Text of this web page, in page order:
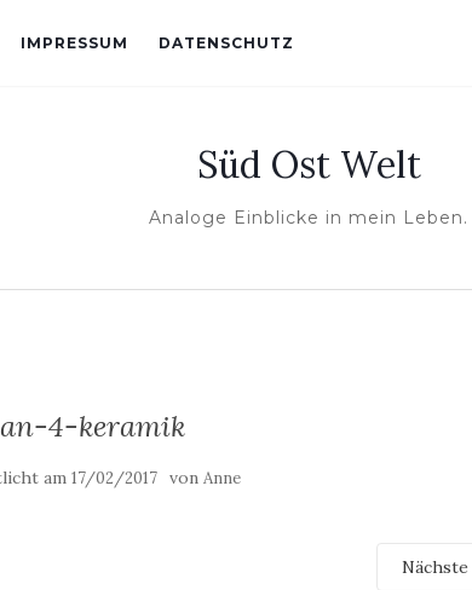
IMPRESSUM DATENSCHUTZ
Süd Ost Welt
Analoge Einblicke in mein Leben.
4-keramik
am 17/02/2017 von Anne
Nächste